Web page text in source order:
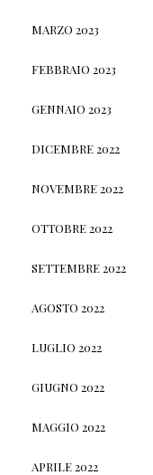
MARZO 2023
FEBBRAIO 2023
GENNAIO 2023
DICEMBRE 2022
NOVEMBRE 2022
OTTOBRE 2022
SETTEMBRE 2022
AGOSTO 2022
LUGLIO 2022
GIUGNO 2022
MAGGIO 2022
APRILE 2022